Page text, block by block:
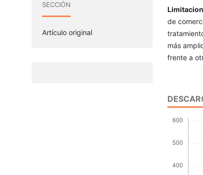
SECCIÓN
Artículo original
de
más
frente a